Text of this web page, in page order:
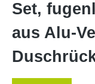
Set,
aus Alu-